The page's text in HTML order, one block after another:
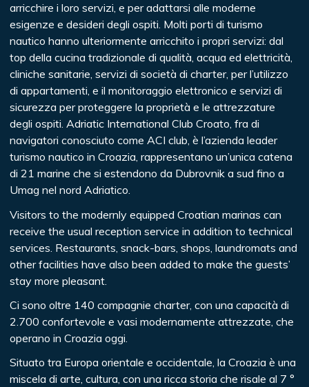
arricchire i loro servizi, e per adattarsi alle moderne
esigenze e desideri degli ospiti. Molti porti di turismo
nautico hanno ulteriormente arricchito i propri servizi: dal
top della cucina tradizionale di qualità, acqua ed elettricità,
cliniche sanitarie, servizi di società di charter, per l’utilizzo
di appartamenti, e il monitoraggio elettronico e servizi di
sicurezza per proteggere la proprietà e le attrezzature
degli ospiti. Adriatic International Club Croato, fra di
navigatori conosciuto come ACI club, è l’azienda leader
turismo nautico in Croazia, rappresentano un’unica catena
di 21 marine che si estendono da Dubrovnik a sud fino a
Umag nel nord Adriatico.
Visitors to the modernly equipped Croatian marinas can
receive the usual reception service in addition to technical
services. Restaurants, snack-bars, shops, laundromats and
other facilities have also been added to make the guests’
stay more pleasant.
Ci sono oltre 140 compagnie charter, con una capacità di
2.700 confortevole e vasi modernamente attrezzate, che
operano in Croazia oggi.
Situato tra Europa orientale e occidentale, la Croazia è una
miscela di arte, cultura, con una ricca storia che risale al 7 °